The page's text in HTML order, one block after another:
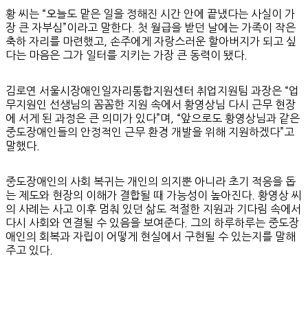
황 씨는 “오늘도 맡은 일을 정해진 시간 안에 끝냈다는 사실이 가
장 큰 자부심”이라고 말한다. 첫 월급을 받던 날에는 가족이 작은
축하 자리를 마련했고, 손주에게 자랑스러운 할아버지가 되고 싶
다는 마음은 그가 일터를 지키는 가장 큰 동력이 됐다.
김로연 서울시장애인일자리통합지원센터 취업지원팀 과장은 “업
무지원인 선생님의 꼼꼼한 지원 속에서 황영상님 다시 근무 현장
에 서게 된 과정은 큰 의미가 있다”며, “앞으로도 황영상님과 같은
중도장애인들의 안정적인 근무 환경 개발을 위해 지원하겠다”고
말했다.
중도장애인의 사회 복귀는 개인의 의지뿐 아니라 초기 적응을 돕
는 제도와 현장의 이해가 결합될 때 가능성이 높아진다. 황영상 씨
의 사례는 사고 이후 멈춰 있던 삶도 적절한 지원과 기다림 속에서
다시 사회와 연결될 수 있음을 보여준다. 그의 하루하루는 중도장
애인의 회복과 자립이 어떻게 현실에서 구현될 수 있는지를 말해
주고 있다.